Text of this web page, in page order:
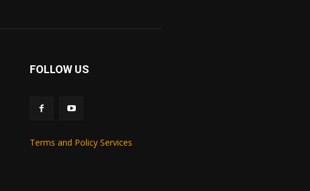
FOLLOW US
Terms and Policy Services